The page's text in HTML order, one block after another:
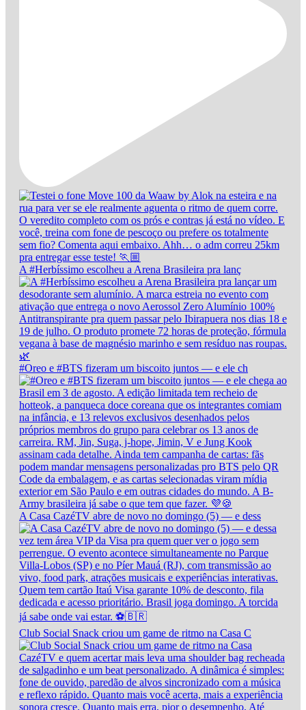
A #Herbíssimo escolheu a Arena Brasileira pra lanç
#Oreo e #BTS fizeram um biscoito juntos — e ele ch
A Casa CazéTV abre de novo no domingo (5) — e dess
Club Social Snack criou um game de ritmo na Casa C